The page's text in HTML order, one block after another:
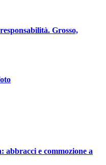
Grosso,
abbracci e commozione a